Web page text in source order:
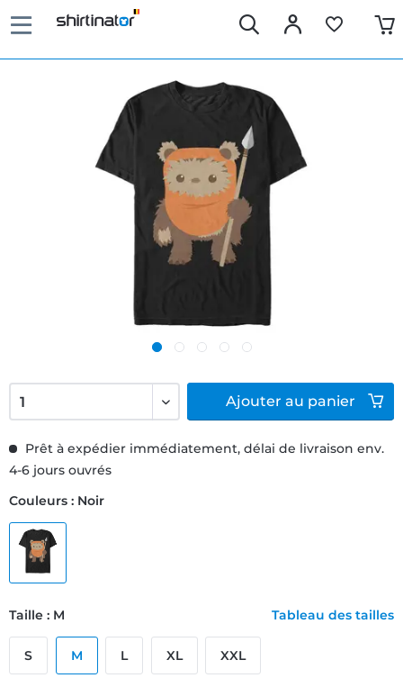
Prêt à expédier immédiatement, délai de livraison env.
4-6 jours ouvrés
Couleurs : Noir
Taille : M Tableau des tailles
S M L XL XXL
Ajouter au panier